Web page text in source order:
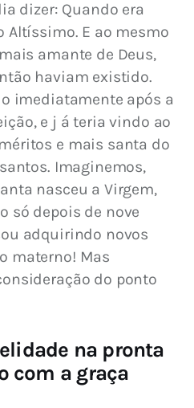
dizer: Quando era
Altíssimo. E ao mesmo
amante de Deus,
haviam existido.
imediatamente após a
e j á teria vindo ao
e mais santa do
Imaginemos,
nasceu a Virgem,
só depois de nove
adquirindo novos
materno! Mas
do ponto
na pronta
com a graça